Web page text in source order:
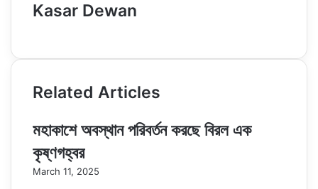
Kasar Dewan
Related Articles
মহাকাশে অবস্থান পরিবর্তন করছে বিরল এক
কৃষ্ণগহ্বর
March 11, 2025